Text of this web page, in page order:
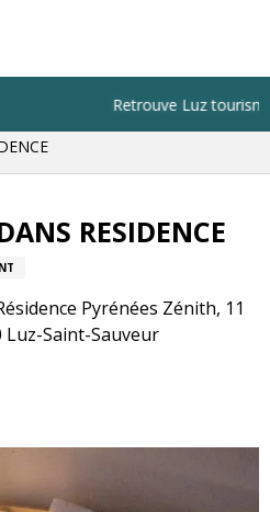
Retrouve Luz tourisme
RESIDENCE
Pyrénées Zénith, 11
Luz-Saint-Sauveur